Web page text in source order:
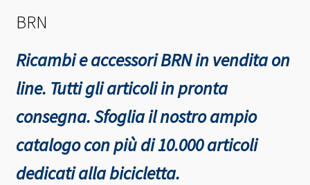
BRN
Ricambi e accessori BRN in vendita on
line. Tutti gli articoli in pronta
consegna.Sfoglia il nostro ampio
catalogo con più di 10.000 articoli
dedicati alla bicicletta.